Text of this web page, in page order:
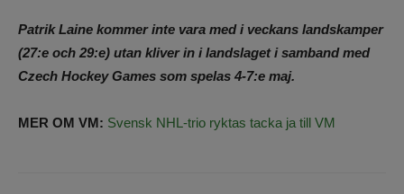
Patrik Laine kommer inte vara med i veckans landskamper
(27:e och 29:e) utan kliver in i landslaget i samband med
Czech Hockey Games som spelas 4-7:e maj.
MER OM VM: Svensk NHL-trio ryktas tacka ja till VM